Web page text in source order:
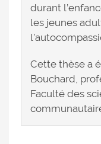
durant
les jeunes
Cette thèse a
Bouchard,
Faculté des